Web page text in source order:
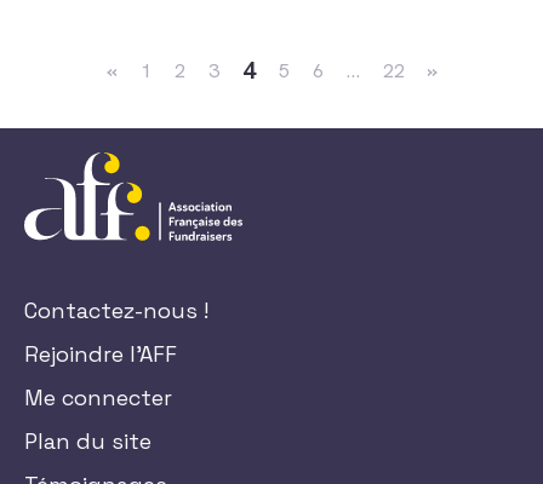
« 1 2 3 4 5 6 … 22 »
Contactez-nous !
Rejoindre l'AFF
Me connecter
Plan du site